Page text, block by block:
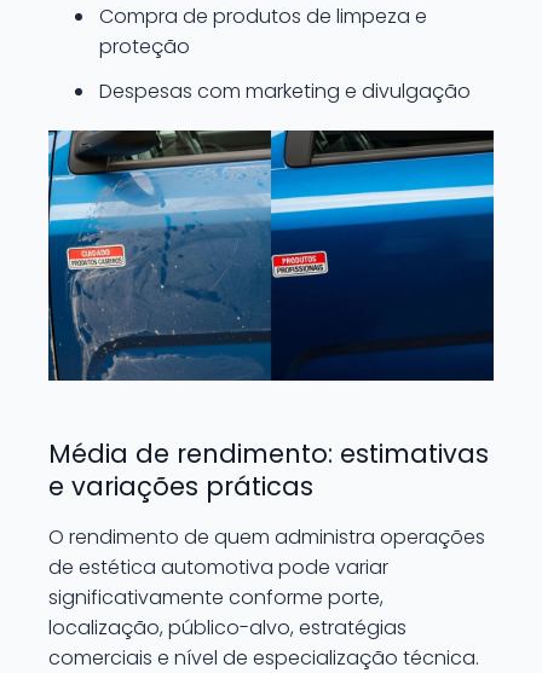
Compra de produtos de limpeza e
proteção
Despesas com marketing e divulgação
Média de rendimento: estimativas
e variações práticas
O rendimento de quem administra operações
de estética automotiva pode variar
significativamente conforme porte,
localização, público-alvo, estratégias
comerciais e nível de especialização técnica.